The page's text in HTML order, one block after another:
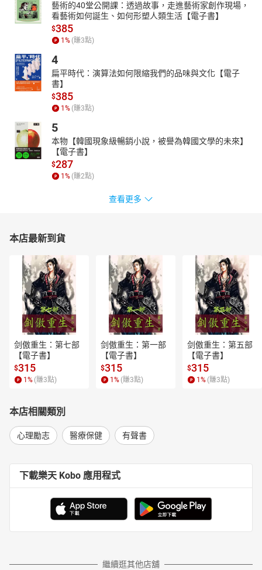
藝術的40堂公開課：透過故事，走進藝術家創作現場，
看藝術如何誕生、如何形塑人類生活【電子書】
$385
1 % (賺3點)
4
扁平時代：演算法如何限縮我們的品味與文化【電子
書】
$385
1 % (賺3點)
5
本物【韓國現象級暢銷小說，被譽為韓國文學的未來】
【電子書】
$287
1 % (賺2點)
查看更多
本店最新到貨
剑傲重生：第七部
【電子書】
$315
1 % (賺3點)
剑傲重生：第一部
【電子書】
$315
1 % (賺3點)
剑傲重生：第五部
【電子書】
$315
1 % (賺3點)
本店相關類別
心理勵志 醫療保健 有聲書
下載樂天 Kobo 應用程式
繼續逛其他店舖